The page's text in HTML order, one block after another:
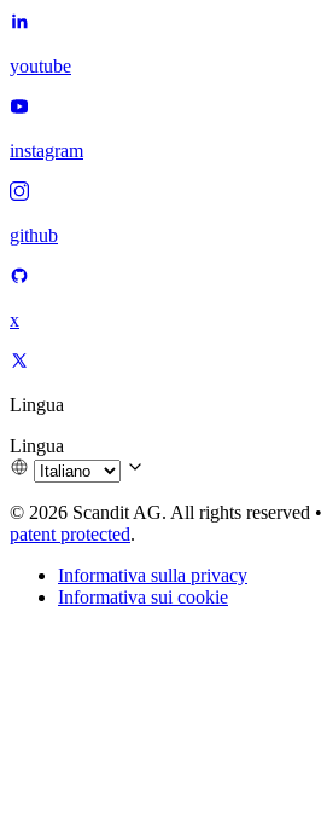
youtube
instagram
github
x
Lingua
Lingua
© 2026 Scandit AG. All rights reserved •
patent protected.
Informativa sulla privacy
Informativa sui cookie